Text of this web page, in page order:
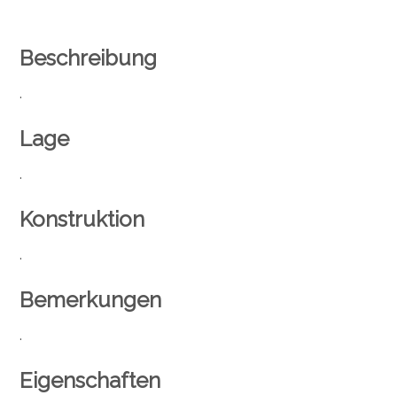
Beschreibung
.
Lage
.
Konstruktion
.
Bemerkungen
.
Eigenschaften